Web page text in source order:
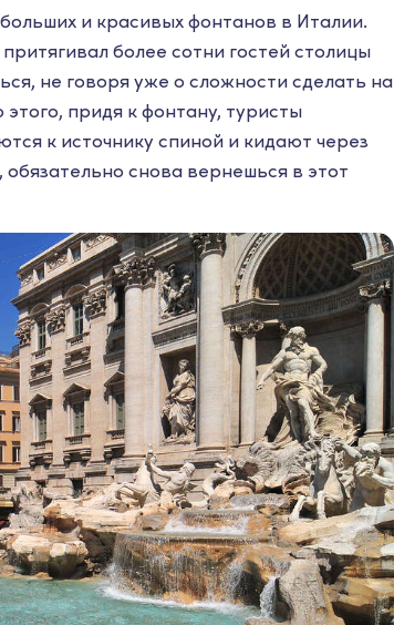
и красивых фонтанов в Италии.
более сотни гостей столицы
не говоря уже о сложности сделать на
придя к фонтану, туристы
к источнику спиной и кидают через
обязательно снова вернешься в этот